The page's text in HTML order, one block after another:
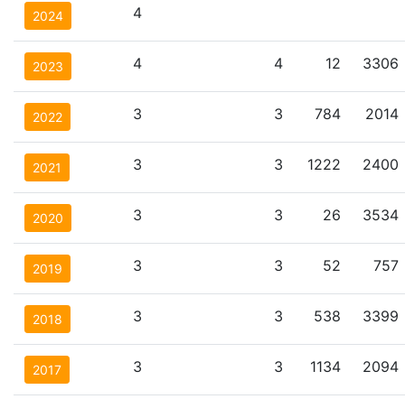
2024 4
2023 4 4 12 3306
2022 3 3 784 2014
2021 3 3 1222 2400
2020 3 3 26 3534
2019 3 3 52 757
2018 3 3 538 3399
2017 3 3 1134 2094